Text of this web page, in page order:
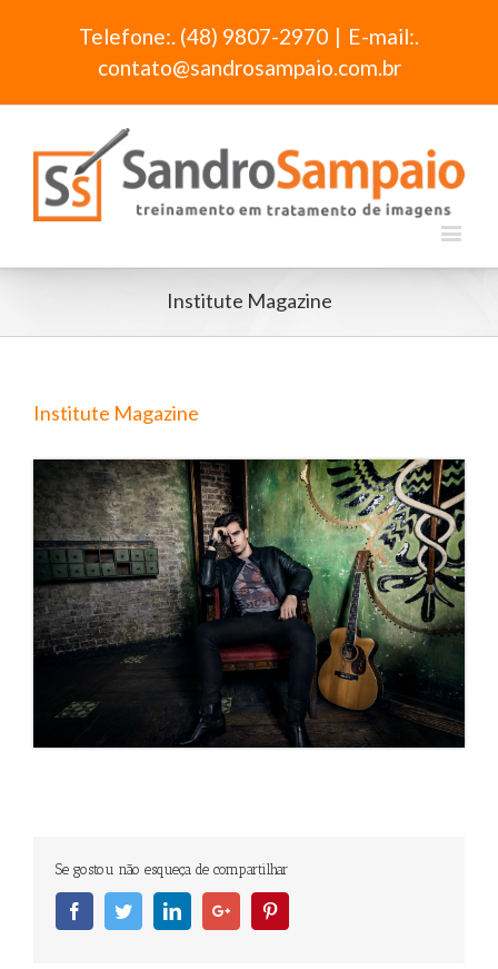
Telefone:. (48) 9807-2970 | E-mail:.
contato@sandrosampaio.com.br
Institute Magazine
Institute Magazine
Se gostou não esqueça de compartilhar
FacebookTwitterLinkedinGoogleplus